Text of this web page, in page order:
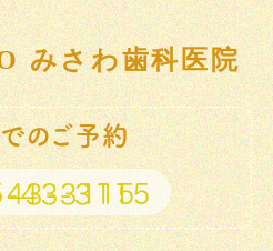
のご予約
43-3115